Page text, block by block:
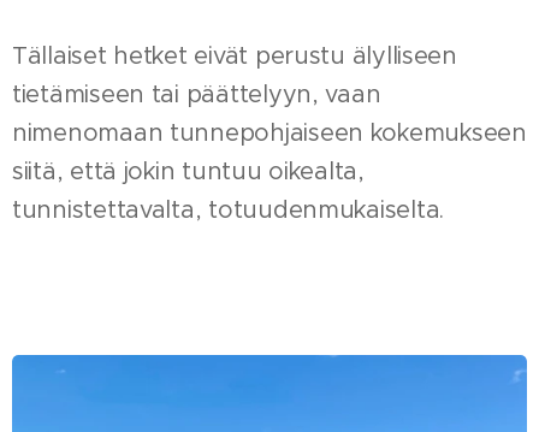
Tällaiset hetket eivät perustu älylliseen
tietämiseen tai päättelyyn, vaan
nimenomaan tunnepohjaiseen kokemukseen
siitä, että jokin tuntuu oikealta,
tunnistettavalta, totuudenmukaiselta.